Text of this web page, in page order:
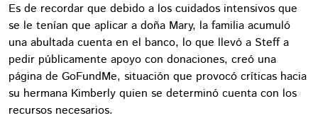
Es de recordar que debido a los cuidados intensivos que
se le tenían que aplicar a doña Mary, la familia acumuló
una abultada cuenta en el banco, lo que llevó a Steff a
pedir públicamente apoyo con donaciones, creó una
página de GoFundMe, situación que provocó críticas hacia
su hermana Kimberly quien se determinó cuenta con los
recursos necesarios.